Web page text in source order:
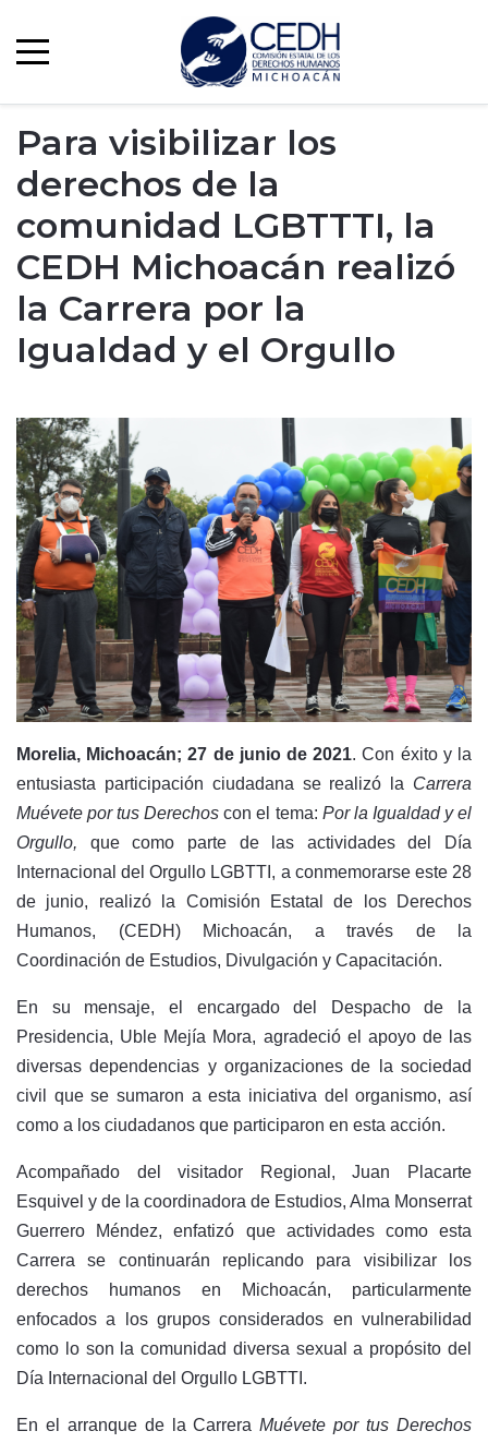
Para visibilizar los
derechos de la
comunidad LGBTTTI, la
CEDH Michoacán realizó
la Carrera por la
Igualdad y el Orgullo
Morelia, Michoacán; 27 de junio de 2021. Con éxito y la
entusiasta participación ciudadana se realizó la Carrera
Muévete por tus Derechos con el tema: Por la Igualdad y el
Orgullo, que como parte de las actividades del Día
Internacional del Orgullo LGBTTI, a conmemorarse este 28
de junio, realizó la Comisión Estatal de los Derechos
Humanos, (CEDH) Michoacán, a través de la
Coordinación de Estudios, Divulgación y Capacitación.
En su mensaje, el encargado del Despacho de la
Presidencia, Uble Mejía Mora, agradeció el apoyo de las
diversas dependencias y organizaciones de la sociedad
civil que se sumaron a esta iniciativa del organismo, así
como a los ciudadanos que participaron en esta acción.
Acompañado del visitador Regional, Juan Placarte
Esquivel y de la coordinadora de Estudios, Alma Monserrat
Guerrero Méndez, enfatizó que actividades como esta
Carrera se continuarán replicando para visibilizar los
derechos humanos en Michoacán, particularmente
enfocados a los grupos considerados en vulnerabilidad
como lo son la comunidad diversa sexual a propósito del
Día Internacional del Orgullo LGBTTI.
En el arranque de la CarreraMuévete por tus Derechos